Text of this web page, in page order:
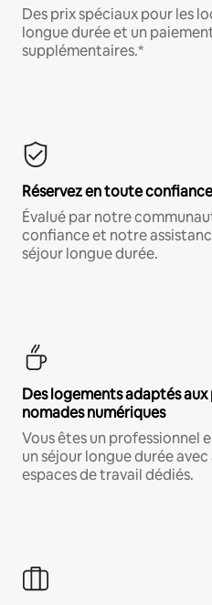
Des prix spéciaux pour les
longue durée et un
supplémentaires.*
Réservez en toute confiance
Évalué par notre
confiance et notre
séjour longue durée.
Des logements adaptés
nomades numériques
Vous êtes un professionnel
un séjour longue durée
espaces de travail dédiés.